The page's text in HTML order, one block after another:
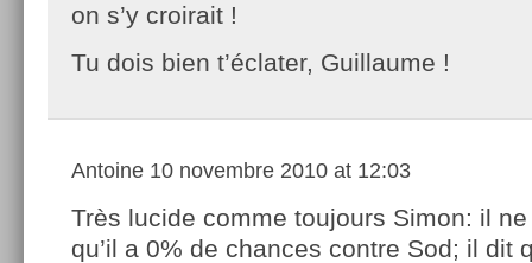
on s’y croirait !
Tu dois bien t’éclater, Guillaume !
Antoine 10 novembre 2010 at 12:03
Très lucide comme toujours Simon: il
qu’il a 0% de chances contre Sod; il dit